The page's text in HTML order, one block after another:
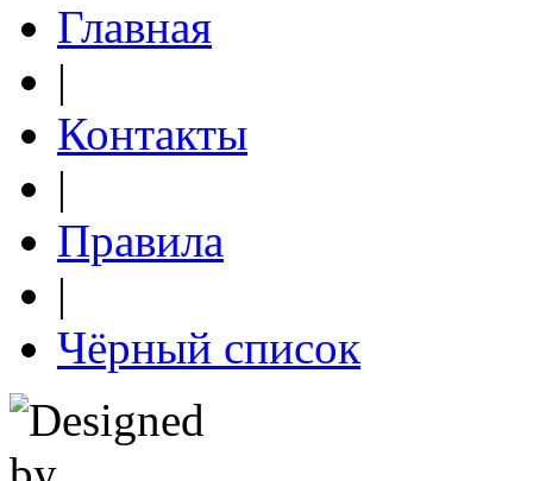
Главная
|
Контакты
|
Правила
|
Чёрный список